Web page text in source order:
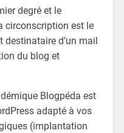
degré et le
circonscription est le
d’un mail
du blog et
Blogpéda est
adapté à vos
(implantation